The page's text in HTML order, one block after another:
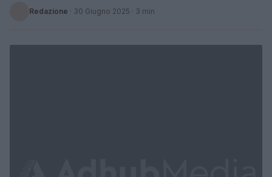
Redazione · 30 Giugno 2025 · 3 min